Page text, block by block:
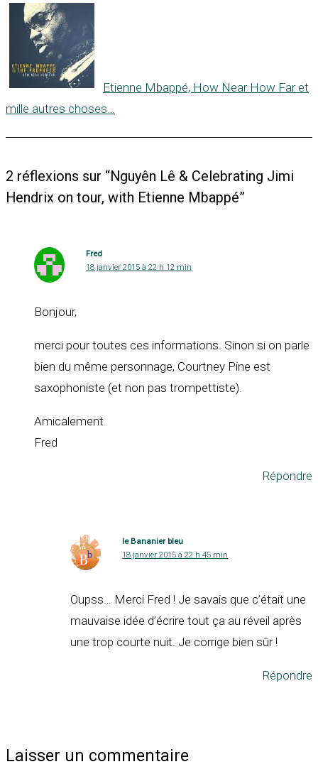
Etienne Mbappé, How Near How Far et
mille autres choses…
2 réflexions sur “Nguyên Lê & Celebrating Jimi
Hendrix on tour, with Etienne Mbappé”
Fred
18 janvier 2015 à 22 h 12 min
Bonjour,
merci pour toutes ces informations. Sinon si on parle
bien du même personnage, Courtney Pine est
saxophoniste (et non pas trompettiste).
Amicalement
Fred
Répondre
le Bananier bleu
18 janvier 2015 à 22 h 45 min
Oupss… Merci Fred ! Je savais que c’était une
mauvaise idée d’écrire tout ça au réveil après
une trop courte nuit. Je corrige bien sûr !
Répondre
Laisser un commentaire